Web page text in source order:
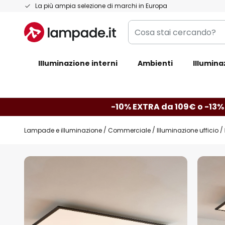
La più ampia selezione di marchi in Europa
Salta
contenuto
Cosa
stai
Illuminazione interni Ambienti
-10% EXTRA da 109€ o -
Lampade e illuminazione Commerciale Illuminazione ufficio
Vai
della
galleria